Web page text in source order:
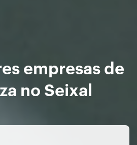
empresas de
no Seixal